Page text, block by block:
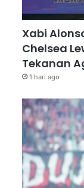
Xabi
Chelsea
Tekanan
1 hari ago